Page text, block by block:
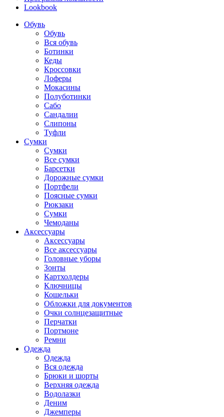
Lookbook
Обувь
Обувь
Вся обувь
Ботинки
Кеды
Кроссовки
Лоферы
Мокасины
Полуботинки
Сабо
Сандалии
Слипоны
Туфли
Сумки
Сумки
Все сумки
Барсетки
Дорожные сумки
Портфели
Поясные сумки
Рюкзаки
Сумки
Чемоданы
Аксессуары
Аксессуары
Все аксессуары
Головные уборы
Зонты
Картхолдеры
Ключницы
Кошельки
Обложки для документов
Очки солнцезащитные
Перчатки
Портмоне
Ремни
Одежда
Одежда
Вся одежда
Брюки и шорты
Верхняя одежда
Водолазки
Деним
Джемперы